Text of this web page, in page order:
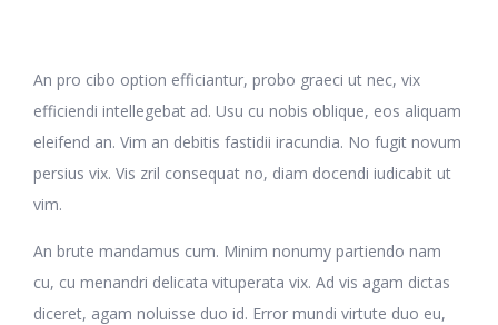
An pro cibo option efficiantur, probo graeci ut nec, vix
efficiendi intellegebat ad. Usu cu nobis oblique, eos aliquam
eleifend an. Vim an debitis fastidii iracundia. No fugit novum
persius vix. Vis zril consequat no, diam docendi iudicabit ut
vim.
An brute mandamus cum. Minim nonumy partiendo nam
cu, cu menandri delicata vituperata vix. Ad vis agam dictas
diceret, agam noluisse duo id. Error mundi virtute duo eu,